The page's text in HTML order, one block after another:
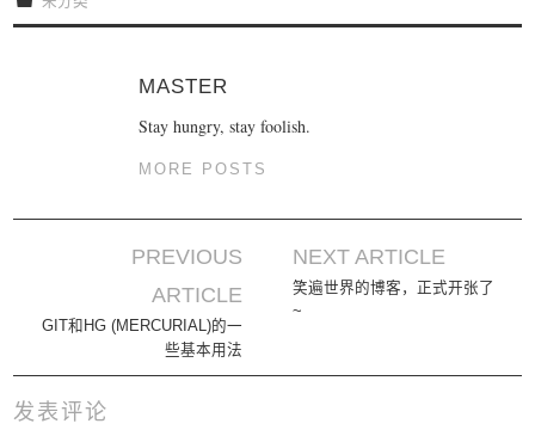
MASTER
Stay hungry, stay foolish.
MORE POSTS
Post navigation
PREVIOUS
ARTICLE
GIT和HG (MERCURIAL)的一
些基本用法
NEXT ARTICLE
笑遍世界的博客，正式开张了
~
发表评论